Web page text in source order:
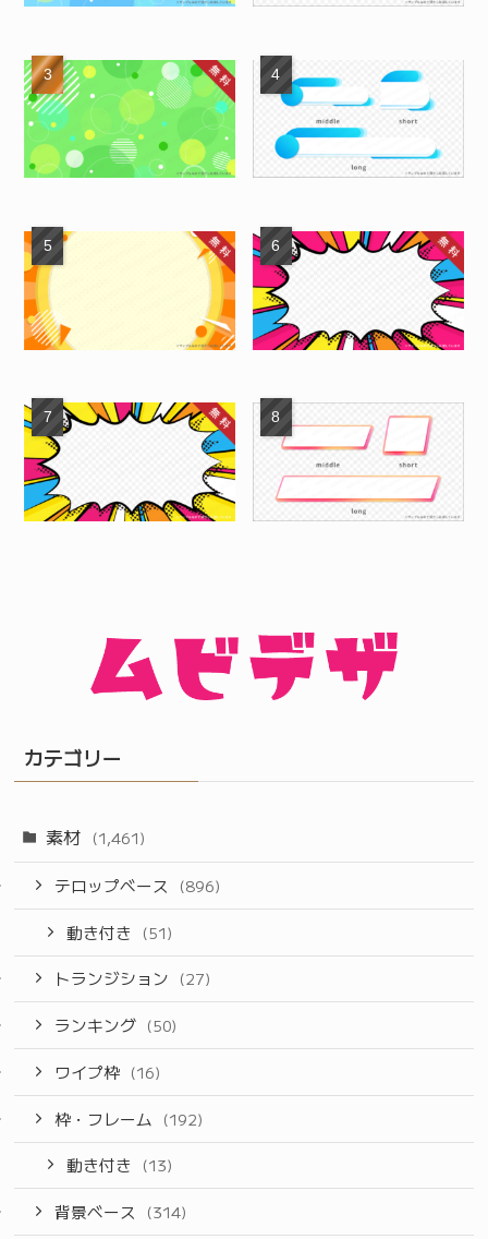
カテゴリー
素材 (1,461)
テロップベース (896)
動き付き (51)
トランジション (27)
ランキング (50)
ワイプ枠 (16)
枠・フレーム (192)
動き付き (13)
背景ベース (314)